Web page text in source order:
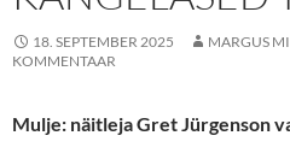
18. SEPTEMBER 2025 MARGUS
KOMMENTAAR
Mulje: näitleja Gret Jürgenson